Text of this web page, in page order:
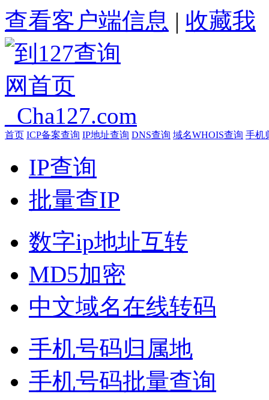
查看客户端信息 | 收藏我
首页 ICP备案查询 IP地址查询 DNS查询 域名WHOIS查询 手机
IP查询
批量查IP
数字ip地址互转
MD5加密
中文域名在线转码
手机号码归属地
手机号码批量查询